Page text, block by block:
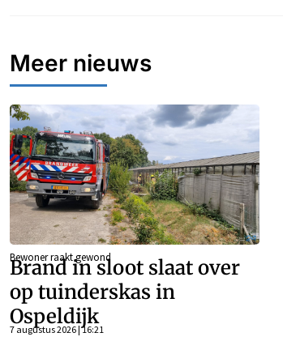
Meer nieuws
Bewoner raakt gewond
Brand in sloot slaat over
op tuinderskas in
Ospeldijk
7 augustus 2026 | 16:21